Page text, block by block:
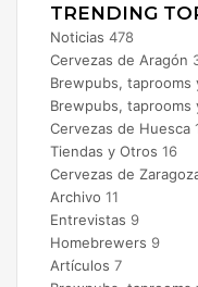
TRENDING
Noticias 478
Cervezas de Aragón
Brewpubs, taprooms
Brewpubs, taprooms
Cervezas de Huesca
Tiendas y Otros 16
Cervezas de
Archivo 11
Entrevistas 9
Homebrewers 9
Artículos 7